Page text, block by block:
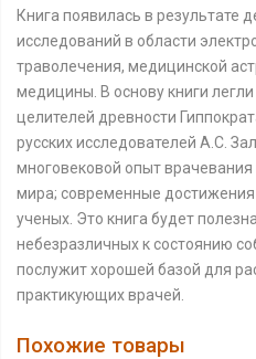
Книга появилась в результате
исследований в области
траволечения, медицинской
медицины. В основу книги
целителей древности
русских исследователей А.С.
многовековой опыт
мира; современные достижения
ученых. Это книга будет
небезразличных к состоянию
послужит хорошей базой для
практикующих врачей.
Похожие товары